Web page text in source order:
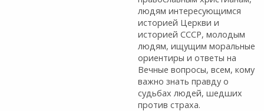
людям интересующимся
историей Церкви и
историей СССР, молодым
людям, ищущим моральные
ориентиры и ответы на
Вечные вопросы, всем, кому
важно знать правду о
судьбах людей, шедших
против страха.